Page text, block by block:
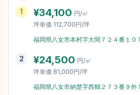
1 ¥34,100 円/㎡
坪単価 112,700円/坪
福岡県八女市本村字大間７２４番１０
2 ¥24,500 円/㎡
坪単価 81,000円/坪
福岡県八女市納楚字西鶴２７３番９外